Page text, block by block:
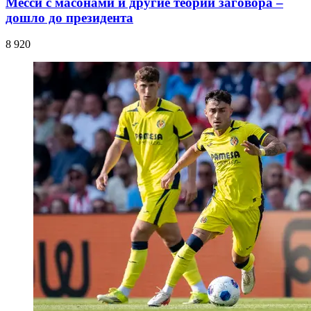
дошло до президента
8 920